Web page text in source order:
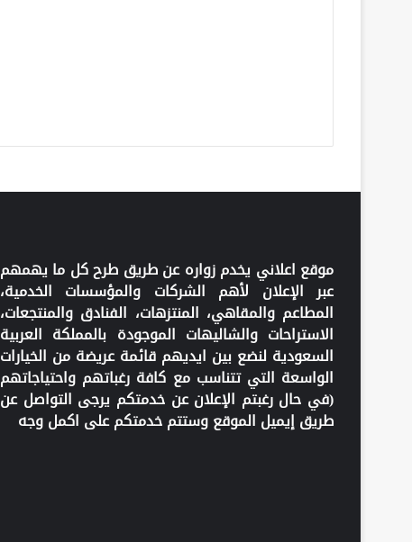
موقع اعلاني يخدم زواره عن طريق طرح كل ما يهمهم
عبر الإعلان لأهم الشركات والمؤسسات الخدمية،
المطاعم والمقاهي، المنتزهات، الفنادق والمنتجعات،
الاستراحات والشاليهات الموجودة بالمملكة العربية
السعودية لنضع بين ايديهم قائمة عريضة من الخيارات
الواسعة التي تتناسب مع كافة رغباتهم واحتياجاتهم
(في حال رغبتم الإعلان عن خدمتكم يرجى التواصل عن
طريق إيميل الموقع وستتم خدمتكم على اكمل وجه